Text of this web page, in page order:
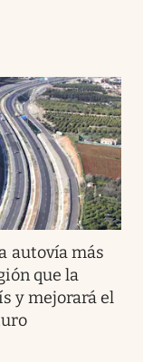
autovía más
que la
y mejorará el